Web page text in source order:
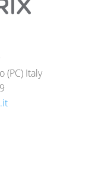
(PC) Italy